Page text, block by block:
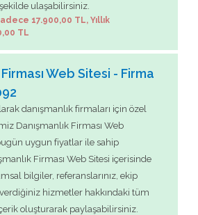
ulaşabilirsiniz.
17.900,00 TL, Yıllık
TL
Firması Web Sitesi - Firma
danışmanlık firmaları için özel
Danışmanlık Firması Web
uygun fiyatlar ile sahip
Firması Web Sitesi içerisinde
bilgiler, referanslarınız, ekip
verdiğiniz hizmetler hakkındaki tüm
içerik oluşturarak paylaşabilirsiniz.